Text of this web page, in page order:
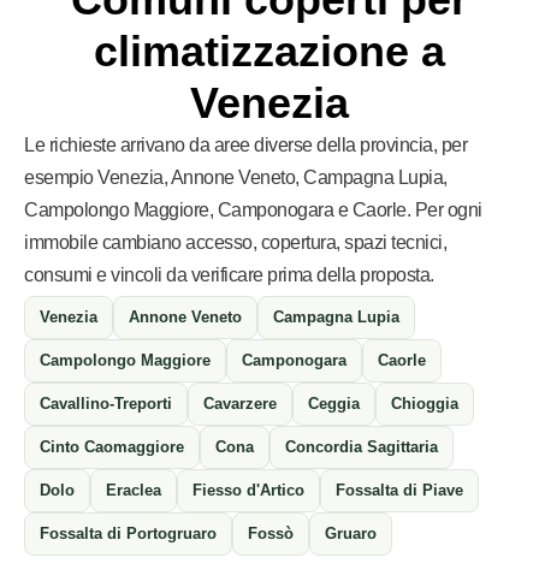
climatizzazione a
Venezia
Le richieste arrivano da aree diverse della provincia, per
esempio Venezia, Annone Veneto, Campagna Lupia,
Campolongo Maggiore, Camponogara e Caorle. Per ogni
immobile cambiano accesso, copertura, spazi tecnici,
consumi e vincoli da verificare prima della proposta.
Venezia Annone Veneto Campagna Lupia
Campolongo Maggiore Camponogara Caorle
Cavallino-Treporti Cavarzere Ceggia Chioggia
Cinto Caomaggiore Cona Concordia Sagittaria
Dolo Eraclea Fiesso d'Artico Fossalta di Piave
Fossalta di Portogruaro Fossò Gruaro